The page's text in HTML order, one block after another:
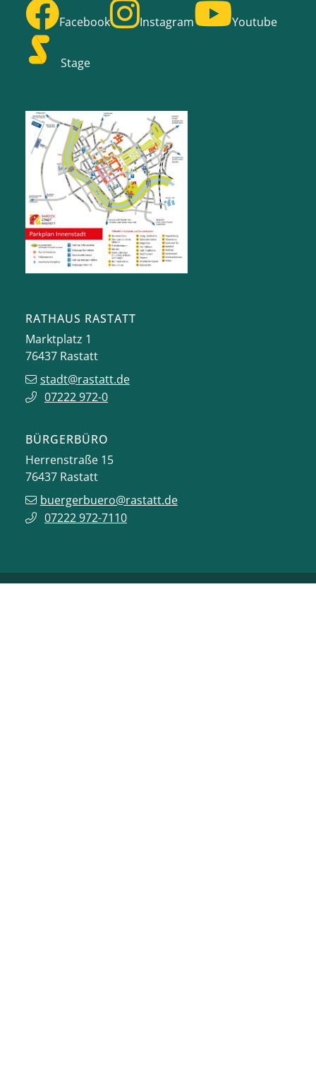
Facebook Instagram Youtube
Stage
RATHAUS RASTATT
Marktplatz 1
76437 Rastatt
stadt@rastatt.de
07222 972-0
BÜRGERBÜRO
Herrenstraße 15
76437 Rastatt
buergerbuero@rastatt.de
07222 972-7110